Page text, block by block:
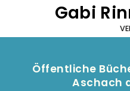
Gabi
Öffentliche
Aschach